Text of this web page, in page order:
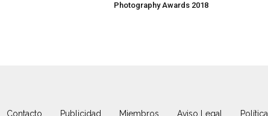
Photography Awards 2018
Contacto Publicidad Miembros Aviso Legal